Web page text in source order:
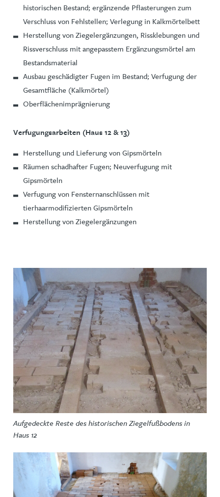
historischen Bestand; ergänzende Pflasterungen zum
Verschluss von Fehlstellen; Verlegung in Kalkmörtelbett
Herstellung von Ziegelergänzungen, Rissklebungen und
Rissverschluss mit angepasstem Ergänzungsmörtel am
Bestandsmaterial
Ausbau geschädigter Fugen im Bestand; Verfugung der
Gesamtfläche (Kalkmörtel)
Oberflächenimprägnierung
Verfugungsarbeiten (Haus 12 & 13)
Herstellung und Lieferung von Gipsmörteln
Räumen schadhafter Fugen; Neuverfugung mit
Gipsmörteln
Verfugung von Fensternanschlüssen mit
tierhaarmodifizierten Gipsmörteln
Herstellung von Ziegelergänzungen
Aufgedeckte Reste des historischen Ziegelfußbodens in
Haus 12